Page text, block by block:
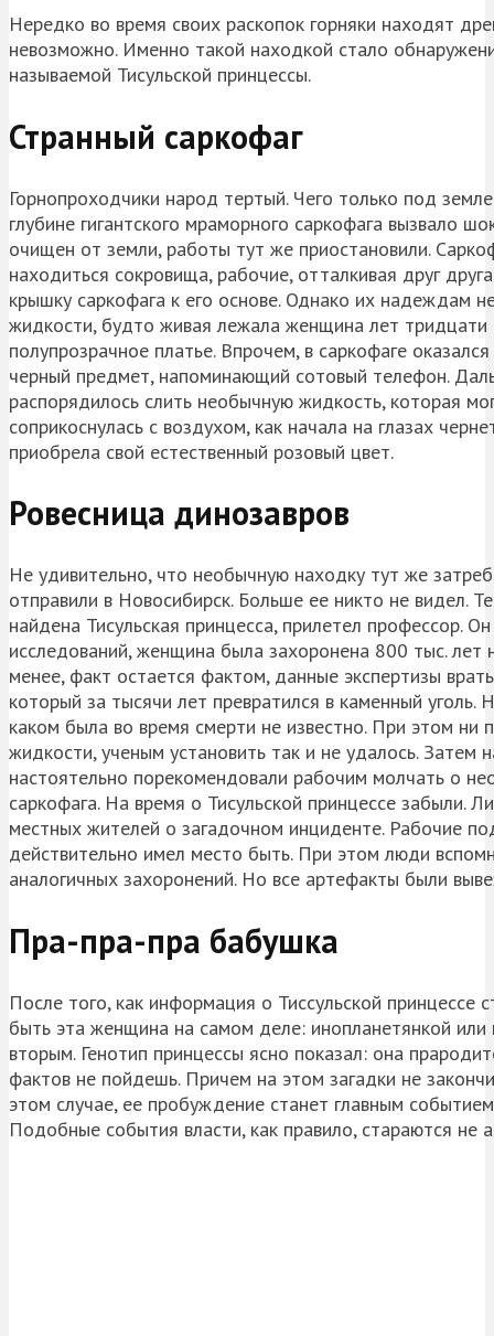
Нередко во время своих раскопок горняки находят
невозможно. Именно такой находкой стало
называемой Тисульской принцессы.
Странный саркофаг
Горнопроходчики народ тертый. Чего только под
глубине гигантского мраморного саркофага вызвало
очищен от земли, работы тут же приостановили.
находиться сокровища, рабочие, отталкивая друг
крышку саркофага к его основе. Однако их надеждам
жидкости, будто живая лежала женщина лет тридцати
полупрозрачное платье. Впрочем, в саркофаге
черный предмет, напоминающий сотовый телефон.
распорядилось слить необычную жидкость, которая
соприкоснулась с воздухом, как начала на глазах
приобрела свой естественный розовый цвет.
Ровесница динозавров
Не удивительно, что необычную находку тут же
отправили в Новосибирск. Больше ее никто не видел.
найдена Тисульская принцесса, прилетел профессор.
исследований, женщина была захоронена 800 тыс.
менее, факт остается фактом, данные экспертизы
который за тысячи лет превратился в каменный
каком была во время смерти не известно. При этом ни
жидкости, ученым установить так и не удалось. Затем
настоятельно порекомендовали рабочим молчать о
саркофага. На время о Тисульской принцессе забыли.
местных жителей о загадочном инциденте. Рабочие
действительно имел место быть. При этом люди
аналогичных захоронений. Но все артефакты были
Пра-пра-пра бабушка
После того, как информация о Тиссульской принцессе
быть эта женщина на самом деле: инопланетянкой
вторым. Генотип принцессы ясно показал: она
фактов не пойдешь. Причем на этом загадки не
этом случае, ее пробуждение станет главным
Подобные события власти, как правило, стараются не